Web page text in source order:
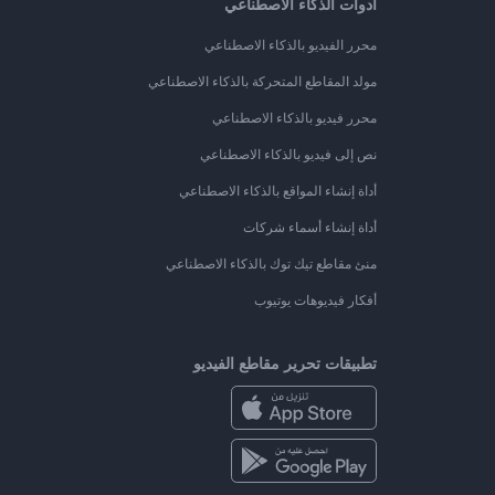
أدوات الذكاء الاصطناعي
محرر الفيديو بالذكاء الاصطناعي
مولد المقاطع المتحركة بالذكاء الاصطناعي
محرر فيديو بالذكاء الاصطناعي
نص إلى فيديو بالذكاء الاصطناعي
أداة إنشاء المواقع بالذكاء الاصطناعي
أداة إنشاء أسماء شركات
منئ مقاطع تيك توك بالذكاء الاصطناعي
أفكار فيديوهات يوتيوب
تطبيقات تحرير مقاطع الفيديو